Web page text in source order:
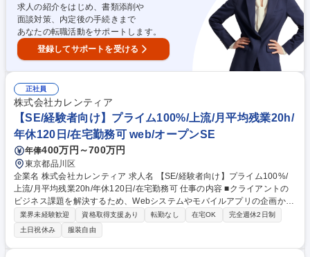
求人の紹介をはじめ、書類添削や
面談対策、内定後の手続きまで
あなたの転職活動をサポートします。
登録してサポートを受ける
正社員
株式会社カレンティア
【SE/経験者向け】プライム100%/上流/月平均残業20h/
年休120日/在宅勤務可 web/オープンSE
年俸400万円～700万円
東京都品川区
企業名 株式会社カレンティア 求人名 【SE/経験者向け】プライム100%/
上流/月平均残業20h/年休120日/在宅勤務可 仕事の内容 ■クライアントの
ビジネス課題を解決するため、Webシステムやモバイルアプリの企画から
運用保守まで上流工程を含めてワンストップで幅広い業務に取り組んでい
ただきます。 - 受注前の企画提案（ヒアリング、技術調査、プロトタイプ
開発） - 要件定義・基本設計（業務分析、システム要件整理、アーキテク
チャ設計、技術選定） - 開発～テスト（詳細設計、コーディング、テス
業界未経験歓迎 資格取得支援あり 転勤なし 在宅OK
完全週休2日制
土日祝休み
服装自由